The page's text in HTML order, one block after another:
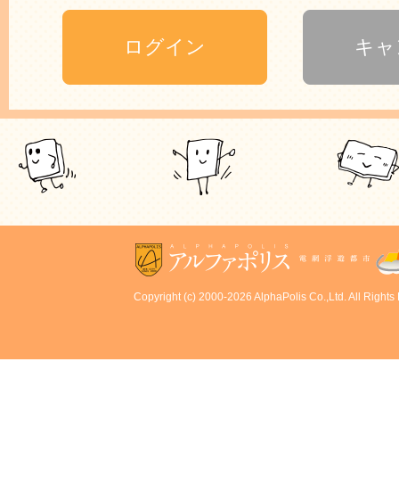
Copyright (c) 2000-2026 AlphaPolis Co.,Ltd. All Rights